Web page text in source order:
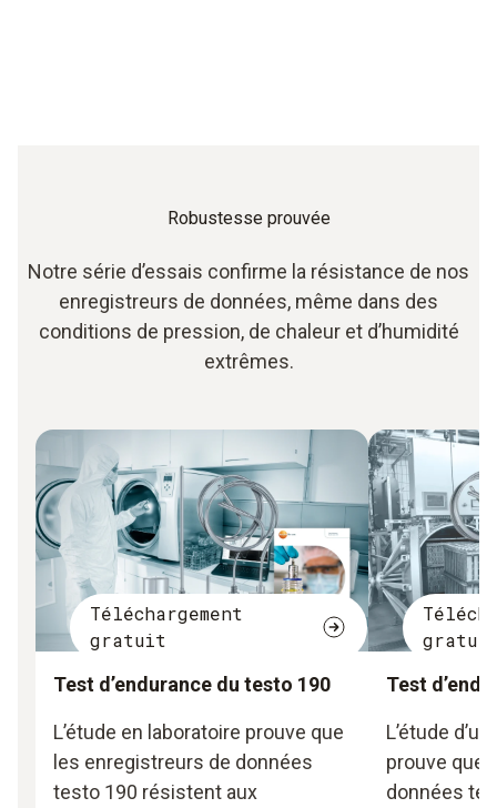
Robustesse prouvée
Notre série d’essais confirme la résistance de nos
enregistreurs de données, même dans des
conditions de pression, de chaleur et d’humidité
extrêmes.
Téléchargement
gratuit
Test d’endurance du testo 190
L’étude en laboratoire prouve que
les enregistreurs de données
testo 190 résistent aux
Test
L’étude
prouve que
données